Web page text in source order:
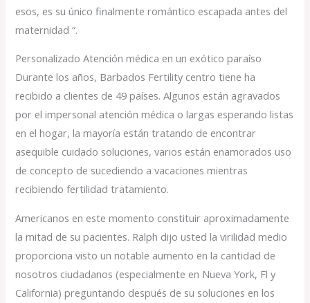
esos, es su único finalmente romántico escapada antes del
maternidad “.
Personalizado Atención médica en un exótico paraíso
Durante los años, Barbados Fertility centro tiene ha
recibido a clientes de 49 países. Algunos están agravados
por el impersonal atención médica o largas esperando listas
en el hogar, la mayoría están tratando de encontrar
asequible cuidado soluciones, varios están enamorados uso
de concepto de sucediendo a vacaciones mientras
recibiendo fertilidad tratamiento.
Americanos en este momento constituir aproximadamente
la mitad de su pacientes. Ralph dijo usted la virilidad medio
proporciona visto un notable aumento en la cantidad de
nosotros ciudadanos (especialmente en Nueva York, Fl y
California) preguntando después de su soluciones en los